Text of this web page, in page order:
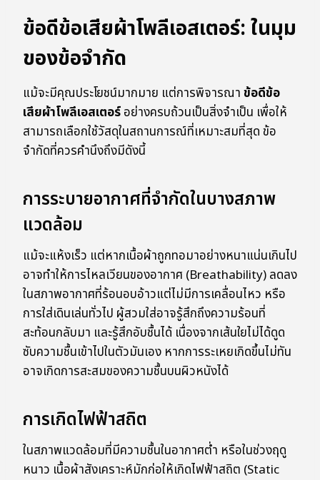
ข้อดีข้อเสียผ้าโพลีเอสเตอร์: ในมุม
ของข้อจำกัด
แม้จะมีคุณประโยชน์มากมาย แต่การพิจารณาข้อดีข้อ
เสียผ้าโพลีเอสเตอร์อย่างครบถ้วนเป็นสิ่งจำเป็น เพื่อให้
สามารถเลือกใช้วัสดุในสถานการณ์ที่เหมาะสมที่สุด ข้อ
จำกัดที่ควรคำนึงถึงมีดังนี้
การระบายอากาศที่จำกัดในบางสภาพ
แวดล้อม
แม้จะแห้งเร็ว แต่หากเนื้อผ้าถูกทอมาอย่างหนาแน่นเกินไป
อาจทำให้การไหลเวียนของอากาศ (Breathability) ลดลง
ในสภาพอากาศที่ร้อนอบอ้าวแต่ไม่มีการเคลื่อนไหว หรือ
การใส่เดินเล่นทั่วไป ผู้สวมใส่อาจรู้สึกถึงความร้อนที่
สะท้อนกลับมา และรู้สึกอับชื้นได้ เนื่องจากเส้นใยไม่ได้ดูด
ซับความชื้นเข้าไปในตัวมันเอง หากการระเหยเกิดขึ้นไม่ทัน
อาจเกิดการสะสมของความชื้นบนผิวหนังได้
การเกิดไฟฟ้าสถิต
ในสภาพแวดล้อมที่มีความชื้นในอากาศต่ำ หรือในช่วงฤดู
หนาว เนื้อผ้าสังเคราะห์มักก่อให้เกิดไฟฟ้าสถิต (Static